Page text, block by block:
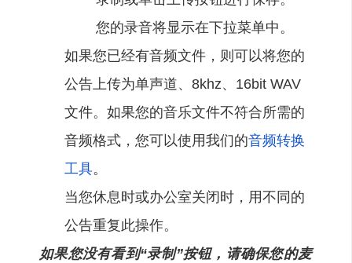
您的录音将显示在下拉菜单中。
如果您已经有音频文件，则可以将您的
公告上传为单声道、8khz、16bit WAV
文件。如果您的音乐文件不符合所需的
音频格式，您可以使用我们的音频转换
工具。
当您休息时或办公室关闭时，用不同的
公告重复此操作。
如果您没有看到“录制”按钮，请确保您的麦